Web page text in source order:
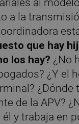
al
a la
que hay
los hay? ¿No
¿Y el
¿Dónde
de la APV?
y trabaja en